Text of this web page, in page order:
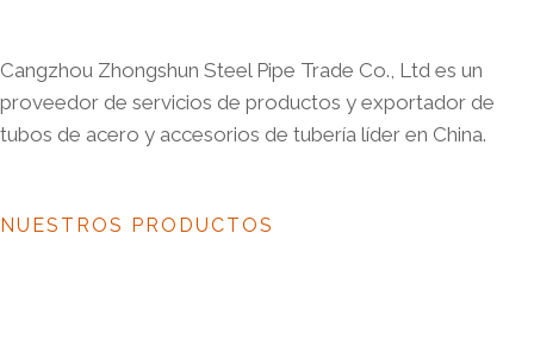
Cangzhou Zhongshun Steel Pipe Trade Co., Ltd es un
proveedor de servicios de productos y exportador de
tubos de acero y accesorios de tubería líder en China.
NUESTROS PRODUCTOS